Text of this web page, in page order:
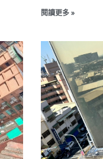
閱讀更多 »